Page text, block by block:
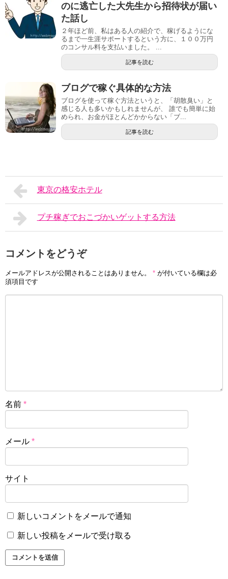
のに逃亡した大先生から招待状が届い
た話し
２年ほど前、私はある人の紹介で、稼げるようにな
るまで一生涯サポートするという方に、１００万円
のコンサル料を支払いました。 ...
記事を読む
ブログで稼ぐ具体的な方法
ブログを使って稼ぐ方法というと、「胡散臭い」と
感じる人も多いかもしれませんが、 誰でも簡単に始
められ、お金がほとんどかからない「ブ...
記事を読む
東京の格安ホテル
プチ稼ぎでおこづかいゲットする方法
コメントをどうぞ
メールアドレスが公開されることはありません。 * が付いている欄は必
須項目です
名前 *
メール *
サイト
新しいコメントをメールで通知
新しい投稿をメールで受け取る